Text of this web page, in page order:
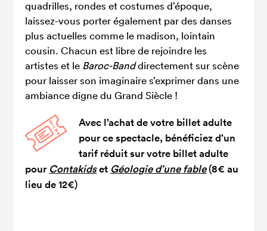
quadrilles, rondes et costumes d’époque,
laissez-vous porter également par des danses
plus actuelles comme le madison, lointain
cousin. Chacun est libre de rejoindre les
artistes et le Baroc-Banddirectement sur scène
pour laisser son imaginaire s’exprimer dans une
ambiance digne du Grand Siècle !
Avec l’achat de votre billet adulte
pour ce spectacle, bénéficiez d’un
tarif réduit sur votre billet adulte
pour Contakidset Géologie d’une fable(8€ au
lieu de 12€)